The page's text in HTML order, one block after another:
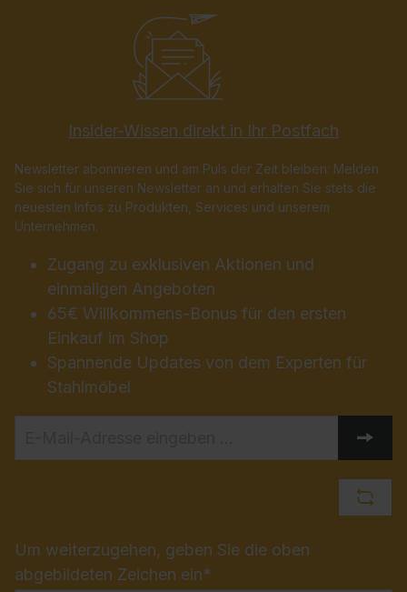
Insider-Wissen direkt in Ihr Postfach
Newsletter abonnieren und am Puls der Zeit bleiben: Melden
Sie sich für unseren Newsletter an und erhalten Sie stets die
neuesten Infos zu Produkten, Services und unserem
Unternehmen.
Zugang zu exklusiven Aktionen und
einmaligen Angeboten
65€ Willkommens-Bonus für den ersten
Einkauf im Shop
Spannende Updates von dem Experten für
Stahlmöbel
Um weiterzugehen, geben Sie die oben
abgebildeten Zeichen ein*